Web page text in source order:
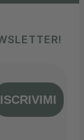
ISCRIVIMI